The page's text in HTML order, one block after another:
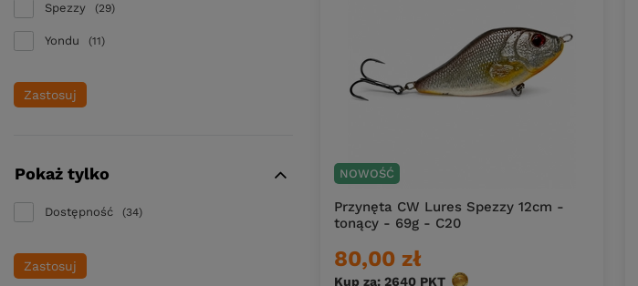
Spezzy 29
Yondu 11
Zastosuj
Pokaż tylko
Dostępność 34
Zastosuj
NOWOŚĆ
Przynęta CW Lures Spezzy 12cm -
tonący - 69g - C20
80,00 zł
Kup za: 2640 PKT punktów